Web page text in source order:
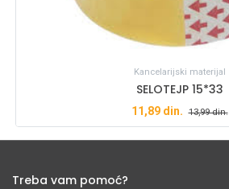
Kancelarijski materijal
SELOTEJP 15*33
11,89din. 13,99din.
Treba vam pomoć?